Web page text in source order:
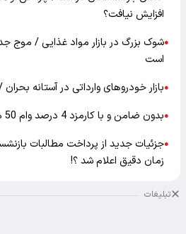
افزایش نیافت؟
●شوک بزرگ در بازار مواد غذایی / موج
است
●بازار خودرو‌های وارداتی در آستانه
●بدون ضامن و با کارمزد 4 درصد وام 50 میلیونی بگیرید
●جزئیات جدید از پرداخت مطالبات
زمان دقیق اعلام شد ؟!
تبلیغات